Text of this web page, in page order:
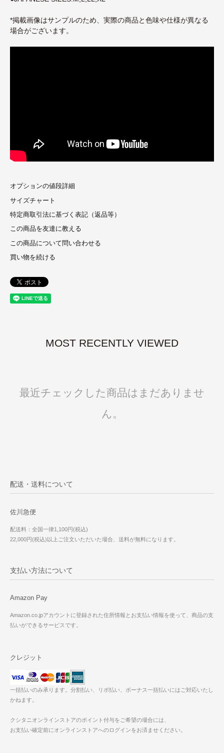
*掲載画像はサンプルのため、実際の商品と色味や仕様が異なる
場合がございます。
オプションの値段詳細
サイズチャート
特定商取引法に基づく表記（返品等）
この商品を友達に教える
この商品について問い合わせる
買い物を続ける
MOST RECENTLY VIEWED
最近チェックした商品はまだありませ
ん。
配送・送料について
佐川急便
配送料：全国一律1,100円(税込)
22,000円(税込)以上ご注文いただいた場合、送料が無料になります。
支払い方法について
Amazon Pay
Amazon.co.jpアカウントに登録された住所情報とお支払い情報を使って、商品の支
払いができるサービスです。
クレジット
一括払いのみ承ります。分割払い、リボ払い、ボーナス一括払いにはご対応いたし
かねます。
クシタニオンラインストアのポイント付与をご希望の場合には、
お支払い確定前にオンラインストアへのログインをお済ませください。